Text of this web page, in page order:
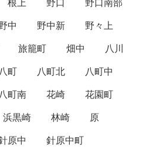
中 野中新
野々上
旅籠町 畑中
八川
町 八町北
八町中
町南 花崎
花園町
浜黒崎 林崎
原
原中 針原中町